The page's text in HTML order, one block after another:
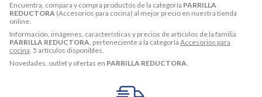
Encuentra, compara y compra productos de la categoría PARRILLA
REDUCTORA (Accesorios para cocina) al mejor precio en nuestra tienda
online.
Información, imágenes, características y precios de artículos de la familia
PARRILLA REDUCTORA, perteneciente a la categoría Accesorios para
cocina. 5 artículos disponibles.
Novedades, outlet y ofertas en PARRILLA REDUCTORA.